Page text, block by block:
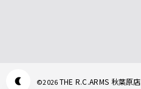
©2026THE R.C.ARMS 秋葉原店
Appearance mode switch